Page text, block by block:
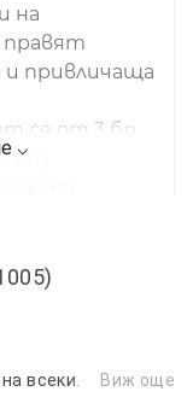
на
правят
и привличаща
се от 3 бр.
плоската
светлини.
2
ще
всеки.
Виж още